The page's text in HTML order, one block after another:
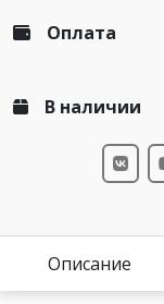
Оплата
В наличии
Описание